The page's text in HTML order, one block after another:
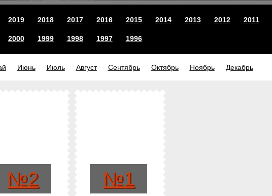
2019 2018 2017 2016 2015 2014 2013 2012 2011
2000 1999 1998 1997 1996
Июнь Июль Август Сентябрь Октябрь Ноябрь Декабрь
№2 №1